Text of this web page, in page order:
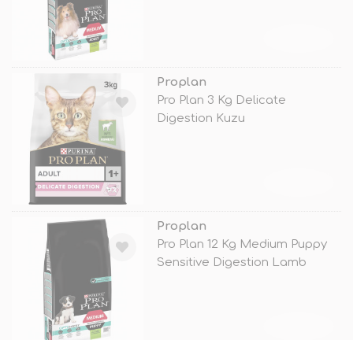
Proplan
Pro Plan 3 Kg Delicate
Digestion Kuzu
Proplan
Pro Plan 12 Kg Medium Puppy
Sensitive Digestion Lamb